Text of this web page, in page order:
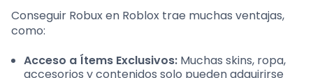
Conseguir Robux en Roblox trae muchas ventajas,
como:
Acceso a Ítems Exclusivos: Muchas skins, ropa,
accesorios y contenidos solo pueden adquirirse